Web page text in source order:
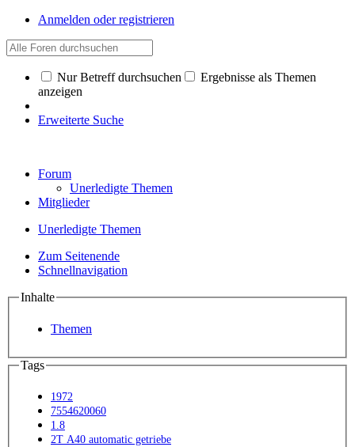
Anmelden oder registrieren
Nur Betreff durchsuchen
Ergebnisse als Themen
anzeigen
Erweiterte Suche
Forum
Unerledigte Themen
Mitglieder
Unerledigte Themen
Zum Seitenende
Schnellnavigation
Inhalte
Themen
Tags
1972
7554620060
1.8
2T A40 automatic getriebe